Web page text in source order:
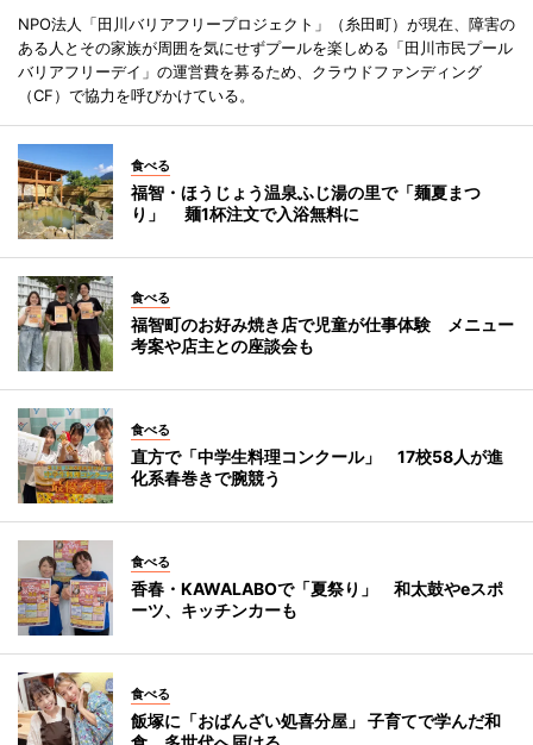
NPO法人「田川バリアフリープロジェクト」（糸田町）が現在、障害の
ある人とその家族が周囲を気にせずプールを楽しめる「田川市民プール
バリアフリーデイ」の運営費を募るため、クラウドファンディング
（CF）で協力を呼びかけている。
食べる
福智・ほうじょう温泉ふじ湯の里で「麺夏まつ
り」 麺1杯注文で入浴無料に
食べる
福智町のお好み焼き店で児童が仕事体験 メニュー
考案や店主との座談会も
食べる
直方で「中学生料理コンクール」 17校58人が進
化系春巻きで腕競う
食べる
香春・KAWALABOで「夏祭り」 和太鼓やeスポ
ーツ、キッチンカーも
食べる
飯塚に「おばんざい処喜分屋」 子育てで学んだ和